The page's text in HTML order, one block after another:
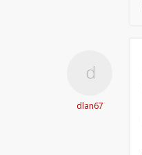
dlan67